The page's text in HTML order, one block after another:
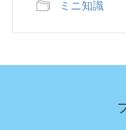
ミニ知識